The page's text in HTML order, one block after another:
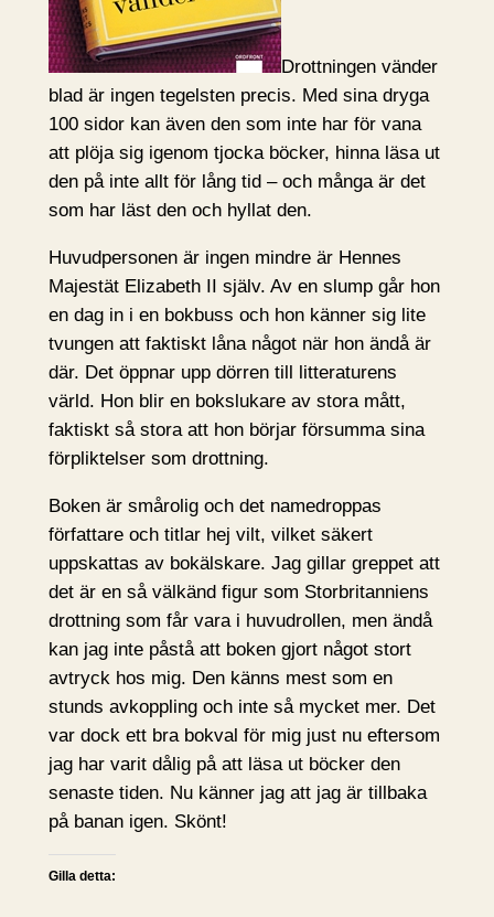
Drottningen vänder
blad är ingen tegelsten precis. Med sina dryga
100 sidor kan även den som inte har för vana
att plöja sig igenom tjocka böcker, hinna läsa ut
den på inte allt för lång tid – och många är det
som har läst den och hyllat den.
Huvudpersonen är ingen mindre är Hennes
Majestät Elizabeth II själv. Av en slump går hon
en dag in i en bokbuss och hon känner sig lite
tvungen att faktiskt låna något när hon ändå är
där. Det öppnar upp dörren till litteraturens
värld. Hon blir en bokslukare av stora mått,
faktiskt så stora att hon börjar försumma sina
förpliktelser som drottning.
Boken är smårolig och det namedroppas
författare och titlar hej vilt, vilket säkert
uppskattas av bokälskare. Jag gillar greppet att
det är en så välkänd figur som Storbritanniens
drottning som får vara i huvudrollen, men ändå
kan jag inte påstå att boken gjort något stort
avtryck hos mig. Den känns mest som en
stunds avkoppling och inte så mycket mer. Det
var dock ett bra bokval för mig just nu eftersom
jag har varit dålig på att läsa ut böcker den
senaste tiden. Nu känner jag att jag är tillbaka
på banan igen. Skönt!
Gilla detta: